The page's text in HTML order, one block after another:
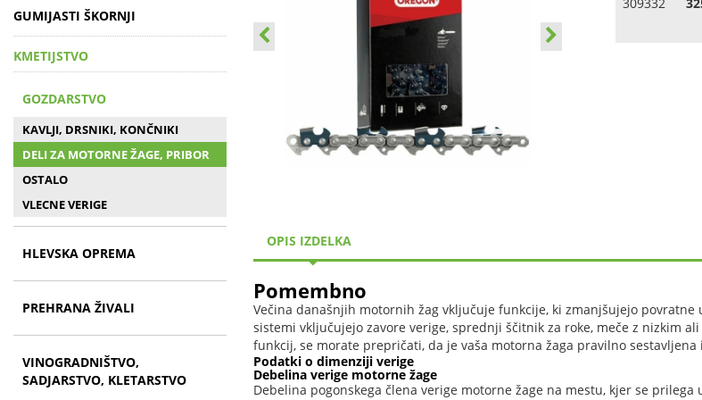
GUMIJASTI ŠKORNJI
KMETIJSTVO
GOZDARSTVO
KAVLJI, DRSNIKI, KONČNIKI
DELI ZA MOTORNE ŽAGE, PRIBOR
OSTALO
VLECNE VERIGE
HLEVSKA OPREMA
PREHRANA ŽIVALI
VINOGRADNIŠTVO,
SADJARSTVO, KLETARSTVO
OPIS IZDELKA
Pomembno
Večina današnjih motornih žag vključuje funkcije, ki zmanjšujejo
sistemi vključujejo zavore verige, sprednji ščitnik za roke, meče z nizkim
funkcij, se morate prepričati, da je vaša motorna žaga pravilno
Podatki o dimenziji verige
Debelina verige motorne žage
Debelina pogonskega člena verige motorne žage na mestu, kjer se